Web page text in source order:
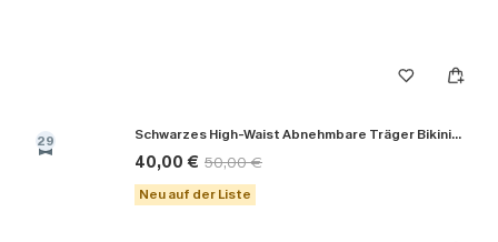
29 Schwarzes High-Waist Abnehmbare Träger Bikini-Set
40,00 € 50,00 €
Neu auf der Liste